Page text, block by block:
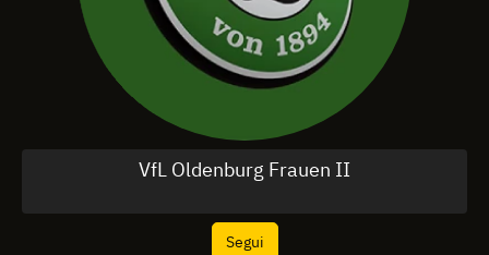
VfL Oldenburg Frauen II
Segui